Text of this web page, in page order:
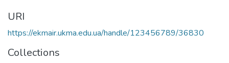
URI
https://ekmair.ukma.edu.ua/handle/123456789/36830
Collections